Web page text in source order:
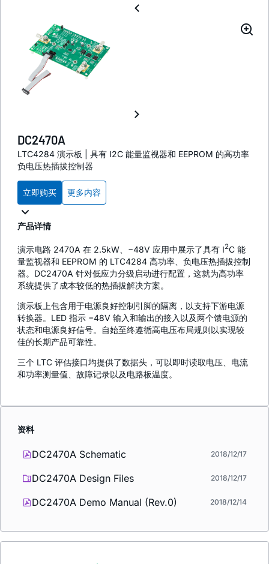
DC2470A
LTC4284 演示板 | 具有 I2C 能量监视器和 EEPROM 的高功率
负电压热插拔控制器
立即购买 更多内容
产品详情
演示电路 2470A 在 2.5kW、−48V 应用中展示了具有 I2C 能
量监视器和 EEPROM 的 LTC4284 高功率、负电压热插拔控制
器。DC2470A 针对低应力分级启动进行配置，这就为高功率
系统提供了成本较低的热插拔解决方案。
演示板上包含用于电源良好控制引脚的隔离，以支持下游电源
转换器。LED 指示 −48V 输入和输出的接入以及两个馈电源的
状态和电源良好信号。自始至终遵循高电压布局规则以实现较
佳的长期产品可靠性。
三个 LTC 评估接口均提供了数据头，可以即时读取电压、电流
和功率测量值、故障记录以及电路板温度。
资料
DC2470A Schematic 2018/12/17
DC2470A Design Files 2018/12/17
DC2470A Demo Manual (Rev.0) 2018/12/14